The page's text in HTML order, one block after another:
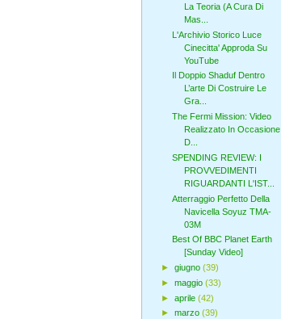
La Teoria (A Cura Di
Mas...
L'Archivio Storico Luce
Cinecitta' Approda Su
YouTube
Il Doppio Shaduf Dentro
L’arte Di Costruire Le
Gra...
The Fermi Mission: Video
Realizzato In Occasione
D...
SPENDING REVIEW: I
PROVVEDIMENTI
RIGUARDANTI L'IST...
Atterraggio Perfetto Della
Navicella Soyuz TMA-
03M
Best Of BBC Planet Earth
[Sunday Video]
► giugno (39)
► maggio (33)
► aprile (42)
► marzo (39)